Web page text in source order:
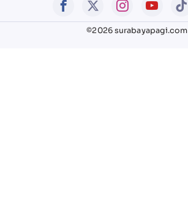
©2026 surabayapagi.com